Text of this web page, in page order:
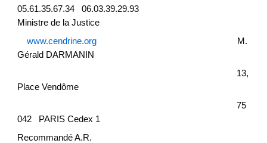
05.61.35.67.34 06.03.39.29.93
Ministre de la Justice
www.cendrine.org M.
Gérald DARMANIN
13,
Place Vendôme
75
042 PARIS Cedex 1
Recommandé A.R.